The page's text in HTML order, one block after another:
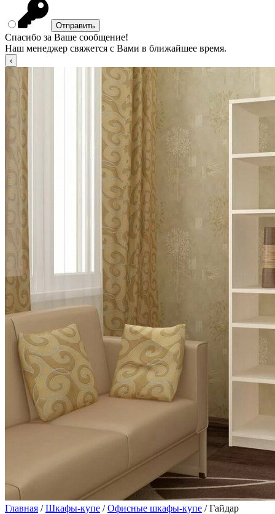
Спасибо за Ваше сообщение!
Наш менеджер свяжется с Вами в ближайшее время.
Главная /Шкафы-купе /Офисные шкафы-купе / Гайдар